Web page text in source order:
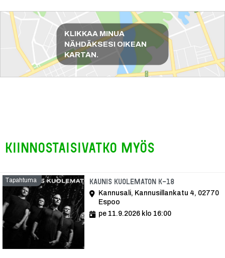
Reittiohjeet
KLIKKAA MINUA
NÄHDÄKSESI OIKEAN
KARTAN.
Kiinnostaisivatko myös
Tapahtuma Kaunis Kuolematon K-18Tapahtuma
Kannusali, Kannusillankatu 4, 02770
Espoo
pe 11.9.2026 klo 16:00